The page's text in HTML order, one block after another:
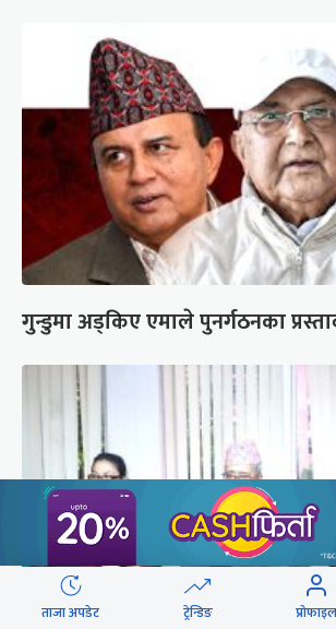
गुन्डुमा अड्किए एमाले पुनर्गठनका
ताजा अपडेट ट्रेन्डिङ प्रोफाइल